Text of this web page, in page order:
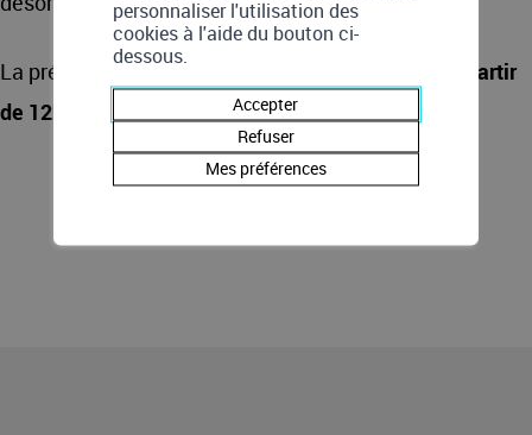
La présentation sera suivie d’un
apéro-raclette à partir
de 12h00
personnaliser l'utilisation des
cookies à l'aide du bouton ci-
dessous.
Accepter
Refuser
Mes préférences